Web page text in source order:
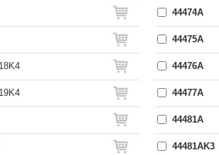
44474A
44475A
44476A
44477A
44481A
44481AK3